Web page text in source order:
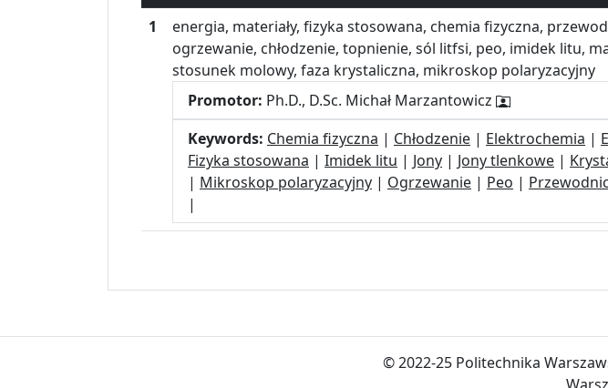
1
energia, materiały, fizyka stosowana, chemia fizyczna,
ogrzewanie, chłodzenie, topnienie, sól litfsi, peo, imidek litu,
stosunek molowy, faza krystaliczna, mikroskop polaryzacyjny
Promotor: Ph.D., D.Sc. Michał Marzantowicz
Keywords: Chemia fizyczna | Chłodzenie | Elektrochemia |
Fizyka stosowana | Imidek litu | Jony | Jony tlenkowe |
| Mikroskop polaryzacyjny | Ogrzewanie | Peo |
|
© 2022-25 Politechnika